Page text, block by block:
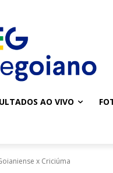
AO VIVO
x Criciúma